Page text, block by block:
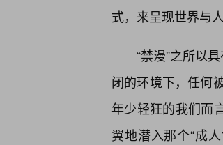
式，来呈现世界与人
“禁漫”之所以
闭的环境下，任何
年少轻狂的我们而
翼地潜入那个“成